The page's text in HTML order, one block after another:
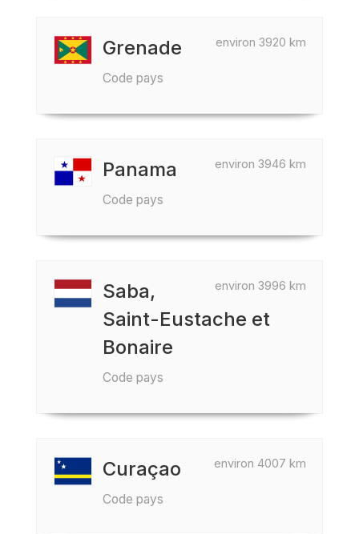
environ 3920 km
Grenade
Code pays
environ 3946 km
Panama
Code pays
environ 3996 km
Saba,
Saint-Eustache et
Bonaire
Code pays
environ 4007 km
Curaçao
Code pays